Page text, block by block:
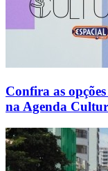
Confira as
na Agenda